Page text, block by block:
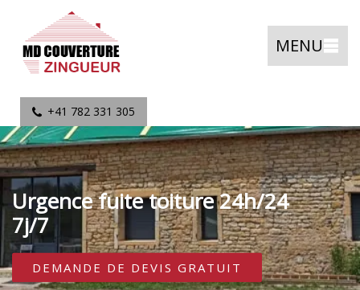
MENU
+41 782 331 305
Urgence fuite toiture 24h/24
7j/7
DEMANDE DE DEVIS GRATUIT